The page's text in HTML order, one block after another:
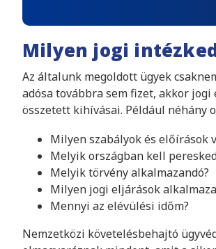
Milyen jogi
Az általunk megoldott ügyek
adósa továbbra sem fizet, akkor
összetett kihívásai. Például néhány
Milyen szabályok és előírások
Melyik országban kell
Melyik törvény alkalmazandó?
Milyen jogi eljárások
Mennyi az elévülési időm?
Nemzetközi követelésbehajtó